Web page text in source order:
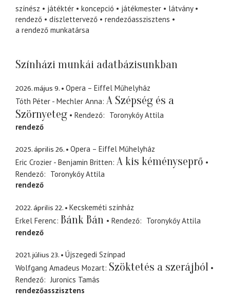
színész játéktér koncepció játékmester
látvány
rendező
díszlettervező
rendezőasszisztens
a rendező munkatársa
Színházi munkái adatbázisunkban
2026. május 9.
Opera – Eiffel Műhelyház
Tóth Péter - Mechler Anna A Szépség és a
Szörnyeteg
Rendező
Toronykőy Attila
rendező
2025. április 26.
Opera – Eiffel Műhelyház
Eric Crozier - Benjamin Britten A kis kéményseprő
Rendező
Toronykőy Attila
rendező
2022. április 22.
Kecskeméti színház
Erkel Ferenc Bánk Bán Rendező
Toronykőy Attila
rendező
2021. július 23.
Újszegedi Színpad
Wolfgang Amadeus Mozart Szöktetés a szerájból
Rendező
Juronics Tamás
rendezőasszisztens